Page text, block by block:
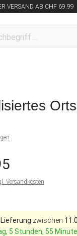
VERSAND AB CHF 69.99
Versandkosten
zwischen
5 Stunden, 55